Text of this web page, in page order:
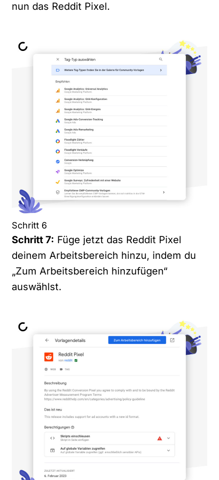
nun das Reddit Pixel.
Schritt 6
Schritt 7: Füge jetzt das Reddit Pixel
deinem Arbeitsbereich hinzu, indem du
„Zum Arbeitsbereich hinzufügen“
auswählst.